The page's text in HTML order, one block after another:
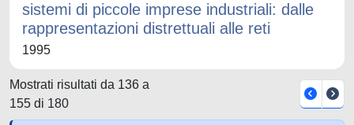
sistemi di piccole imprese industriali: dalle
rappresentazioni distrettuali alle reti
1995
Mostrati risultati da 136 a
155 di 180